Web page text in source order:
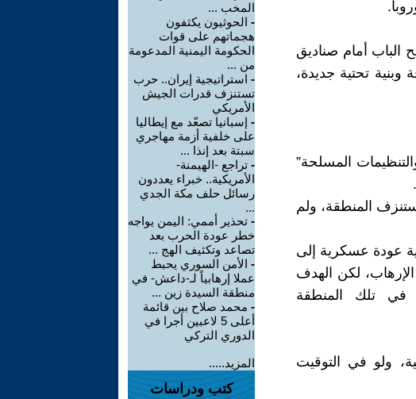
الباب أمام صناديق
تحتية جديدة،
المسلحة”
المنطقة، ولم
عودة عسكرية إلى
لكن الهدف
في تلك المنطقة
ولو في التوقيت
المخب ...
- الحوثيون يكثفون
هجماتهم على قوات
الحكومة اليمنية المدعومة
من ...
- استراتيجية إيران.. حرب
تستنزف قدرات الجيش
الأمريكي
- إسبانيا تصعّد مع إيطاليا
على خلفية أزمة مهاجري
سبتة بعد إنذا ...
- تراجع -الهيمنة-
الأمريكية.. خبراء يعددون
رسائل حلف مكة الجدي
...
- تحذير أممي: اليمن يواجه
خطر عودة الحرب بعد
تصاعد وتكثيف الهج ...
- الأمن السوري يحبط
عملا إرهابياً لـ-داعش- في
منطقة السيدة زين ...
- محمد صلاح بين قائمة
أعلى 5 لاعبين أجرا في
الدوري التركي
المزيد.....
كتب ودراسات